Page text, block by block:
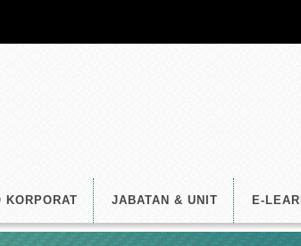
KORPORAT JABATAN & UNIT E-